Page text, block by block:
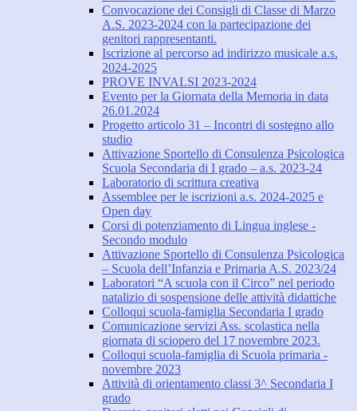
Convocazione dei Consigli di Classe di Marzo
A.S. 2023-2024 con la partecipazione dei
genitori rappresentanti.
Iscrizione al percorso ad indirizzo musicale a.s.
2024-2025
PROVE INVALSI 2023-2024
Evento per la Giornata della Memoria in data
26.01.2024
Progetto articolo 31 – Incontri di sostegno allo
studio
Attivazione Sportello di Consulenza Psicologica
Scuola Secondaria di I grado – a.s. 2023-24
Laboratorio di scrittura creativa
Assemblee per le iscrizioni a.s. 2024-2025 e
Open day
Corsi di potenziamento di Lingua inglese -
Secondo modulo
Attivazione Sportello di Consulenza Psicologica
– Scuola dell’Infanzia e Primaria A.S. 2023/24
Laboratori “A scuola con il Circo” nel periodo
natalizio di sospensione delle attività didattiche
Colloqui scuola-famiglia Secondaria I grado
Comunicazione servizi Ass. scolastica nella
giornata di sciopero del 17 novembre 2023.
Colloqui scuola-famiglia di Scuola primaria -
novembre 2023
Attività di orientamento classi 3^ Secondaria I
grado